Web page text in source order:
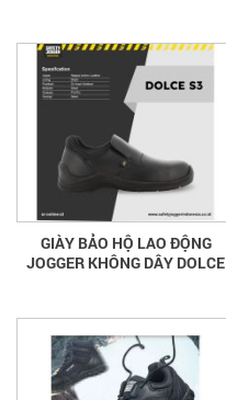
GIÀY BẢO HỘ LAO ĐỘNG
JOGGER KHÔNG DÂY DOLCE